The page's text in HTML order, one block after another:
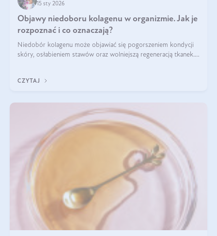
15 sty 2026
Objawy niedoboru kolagenu w organizmie. Jak je
rozpoznać i co oznaczają?
Niedobór kolagenu może objawiać się pogorszeniem kondycji
skóry, osłabieniem stawów oraz wolniejszą regeneracją tkanek.
osłabienie włosów.
CZYTAJ